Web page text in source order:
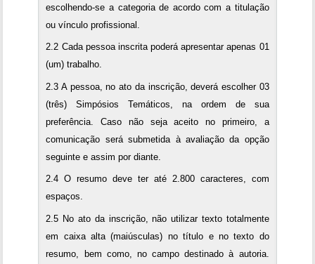
escolhendo-se a categoria de acordo com a titulação
ou vínculo profissional.
2.2 Cada pessoa inscrita poderá apresentar apenas 01
(um) trabalho.
2.3 A pessoa, no ato da inscrição, deverá escolher 03
(três) Simpósios Temáticos, na ordem de sua
preferência. Caso não seja aceito no primeiro, a
comunicação será submetida à avaliação da opção
seguinte e assim por diante.
2.4 O resumo deve ter até 2.800 caracteres, com
espaços.
2.5 No ato da inscrição, não utilizar texto totalmente
em caixa alta (maiúsculas) no título e no texto do
resumo, bem como, no campo destinado à autoria.